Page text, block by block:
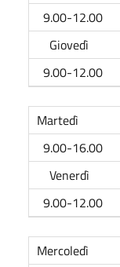
9.00-12.00
Giovedì
9.00-12.00
Martedì
9.00-16.00
Venerdì
9.00-12.00
Mercoledì